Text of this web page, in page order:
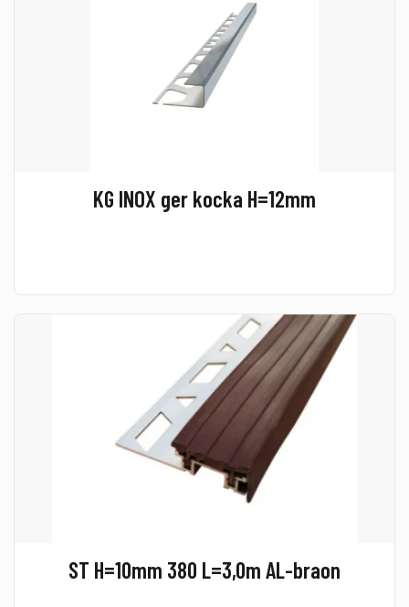
KG INOX ger kocka H=12mm
ST H=10mm 380 L=3,0m AL-braon